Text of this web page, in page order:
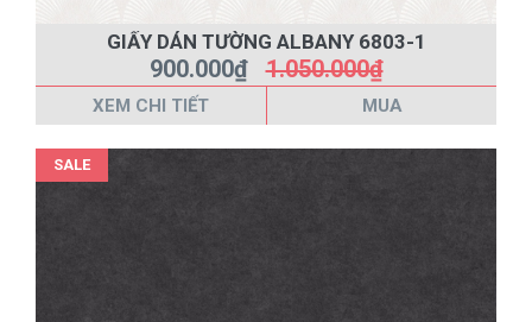
GIẤY DÁN TƯỜNG ALBANY 6803-1
900.000₫1.050.000₫
XEM CHI TIẾT MUA
SALE